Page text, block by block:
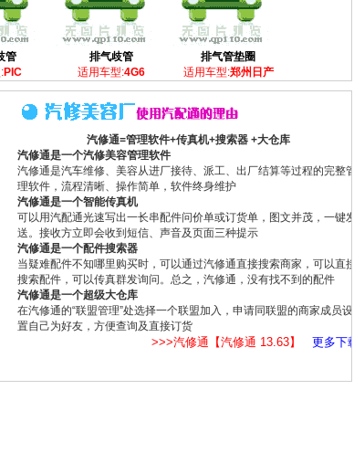
管
PIC
排气歧管
适用车型:4G6
排气管垫圈
适用车型:郑州日产
汽修通=管理软件+传真机+搜索器 +大仓库
汽修通是一个汽修美容管理软件
汽修通是汽车维修、美容从进厂接待、派工、出厂结算等过程的完整管
理软件，流程清晰、操作简单，软件终身维护
汽修通是一个智能传真机
可以用汽配通光速写出一长串配件问价单或订货单，图文并茂，一键发
送。接收方立即会收到短信、声音及页面三种提示
汽修通是一个配件搜索器
当疑难配件不知哪里购买时，可以通过汽修通直接搜索商家，可以直接
搜索配件，可以传真群发询问。总之，汽修通，没有找不到的配件
汽修通是一个超级大仓库
在汽修通的“联盟管理”处选择一个联盟加入，申请同联盟的商家成员设
置自己为好友，方便查询及直接订货
>>>汽修通【汽修通 13.63】 更多下载